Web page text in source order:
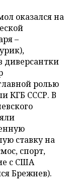
оказался на
–
диверсантки
ролью
КГБ СССР. В
ставку на
спорт,
с США
Брежнев).